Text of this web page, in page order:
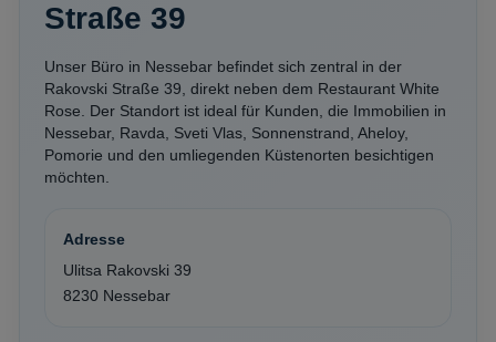
Straße 39
Unser Büro in Nessebar befindet sich zentral in der
Rakovski Straße 39, direkt neben dem Restaurant White
Rose. Der Standort ist ideal für Kunden, die Immobilien in
Nessebar, Ravda, Sveti Vlas, Sonnenstrand, Aheloy,
Pomorie und den umliegenden Küstenorten besichtigen
möchten.
Adresse
Ulitsa Rakovski 39
8230 Nessebar